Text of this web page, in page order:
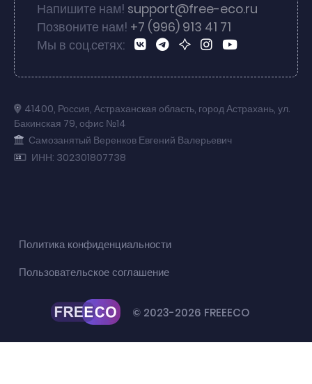
Напишите нам! support@free-eco.ru
Позвоните нам! +7 (996) 913 41 71
Мы в соц.сетях:
41400, Россия, Астраханская область, город Астрахань, ул.
Бакинская 79, офис №14
Самозанятый Веренков Евгений Валерьевич
ИНН: 302301807738
© 2023-2026 FREEECO
Политика конфиденциальности
Пользовательское соглашение